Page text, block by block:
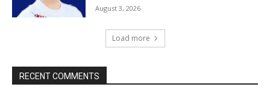
August 3, 2026
Load more
RECENT COMMENTS